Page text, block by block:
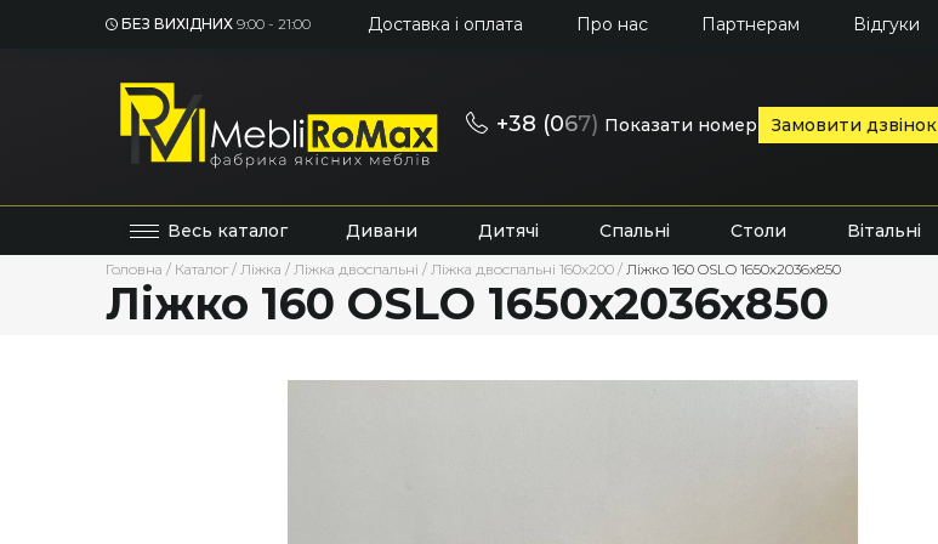
БЕЗ ВИХІДНИХ 9:00 - 21:00 Доставка і оплата Про нас Партнерам Відгуки
+38 (067) Показати номер Замовити дзвінок
Весь каталог Дивани Дитячі Спальні Столи Вітальні
Головна / Каталог / Ліжка / Ліжка двоспальні / Ліжка двоспальні 160х200 / Ліжко 160 OSLO 1650х2036х850
Ліжко 160 OSLO 1650х2036х850